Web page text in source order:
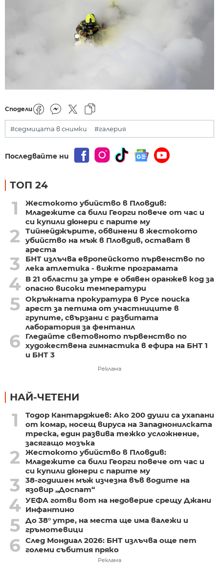
Сподели
#седмицата в снимки #галерия
Последвайте ни
ТОП 24
1
Жестокото убийство в Пловдив:
Младежите са били Георги повече от час и
си купили дюнери с парите му
2
Тийнейджърите, обвинени в жестокото
убийство на мъж в Пловдив, остават в
ареста
3
БНТ излъчва европейското първенство по
лека атлетика - вижте програмата
4 В 21 области за утре е обявен оранжев код за
опасно високи температури
5 Окръжната прокуратура в Русе поиска
арест за петима от участниците в
групите, свързани с разбитата
лаборатория за фентанил
6
Гледайте световното първенство по
художествена гимнастика в ефира на БНТ 1
и БНТ 3
Реклама
НАЙ-ЧЕТЕНИ
1
Тодор Кантарджиев: Ако 200 души са ухапани
от комар, носещ вируса на Западнонилската
треска, един развива тежко усложнение,
засягащо мозъка
2
Жестокото убийство в Пловдив:
Младежите са били Георги повече от час и
си купили дюнери с парите му
3
38-годишен мъж изчезна във водите на
язовир „Доспат“
4 УЕФА готви вот на недоверие срещу Джани
Инфантино
5 До 38° утре, на места ще има валежи и
гръмотевици
6 След Мондиал 2026: БНТ излъчва още пет
големи събития пряко
Реклама